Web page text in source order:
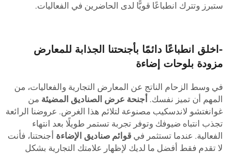
وتترك انطباعًا قويًّا لدى الحاضرين في الفعاليات.
انطباعًا دائمًا بأجنحتنا الجذابة للمعارض
بلوحات إضاءة
وسط الزحام الناتج عن المعارض التجارية والفعاليات، من
أن تميز نفسك.أجنحة عرض الصناديق المضيئةمن
لاندسكيب مصنوعة لتلائم هذا الغرض. عروضنا الرائعة
انتباه ضيوفك وتوفر تجربة تستمر طويلًا بعد انتهاء
عندما تستثمر في قوائم صناديق الإضاءةأجنحتنا، فأنت
تقدم فقط أفضل ما لديك لإظهار علامتك التجارية بشكل